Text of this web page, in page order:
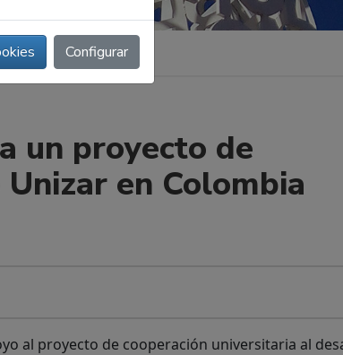
un proyecto de
en Colombia
al proyecto de cooperación universitaria al
Configurar